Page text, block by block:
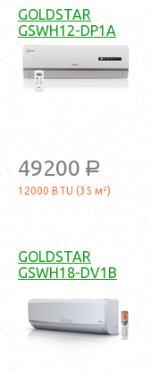
GOLDSTAR
GSWH12-DP1A
49200 a
12000 BTU (35 м²)
GOLDSTAR
GSWH18-DV1B